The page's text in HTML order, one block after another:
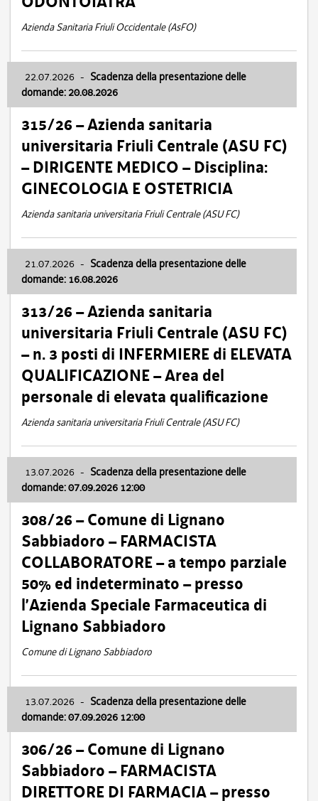
Azienda Sanitaria Friuli Occidentale (AsFO)
22.07.2026 - Scadenza della presentazione delle
domande: 20.08.2026
315/26 – Azienda sanitaria
universitaria Friuli Centrale (ASU FC)
– DIRIGENTE MEDICO – Disciplina:
GINECOLOGIA E OSTETRICIA
Azienda sanitaria universitaria Friuli Centrale (ASU FC)
21.07.2026 - Scadenza della presentazione delle
domande: 16.08.2026
313/26 – Azienda sanitaria
universitaria Friuli Centrale (ASU FC)
– n. 3 posti di INFERMIERE di ELEVATA
QUALIFICAZIONE – Area del
personale di elevata qualificazione
Azienda sanitaria universitaria Friuli Centrale (ASU FC)
13.07.2026 - Scadenza della presentazione delle
domande: 07.09.2026 12:00
308/26 – Comune di Lignano
Sabbiadoro – FARMACISTA
COLLABORATORE – a tempo parziale
50% ed indeterminato – presso
l’Azienda Speciale Farmaceutica di
Lignano Sabbiadoro
Comune di Lignano Sabbiadoro
13.07.2026 - Scadenza della presentazione delle
domande: 07.09.2026 12:00
306/26 – Comune di Lignano
Sabbiadoro – FARMACISTA
DIRETTORE DI FARMACIA – presso